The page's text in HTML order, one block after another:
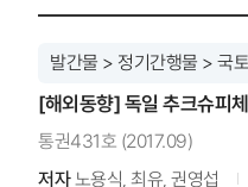
발간물 > 정기간행물 > 국토
[해외동향] 독일 추크슈피
통권431호 (2017.09)
저자노용식, 최유, 권영섭